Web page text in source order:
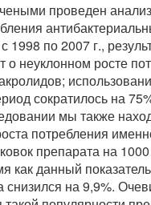
проведен
1998 по 2007 г.,
о неуклонном росте
сократилось на
мы также
потребления
препарата на
как данный
снизился на 9,9%.